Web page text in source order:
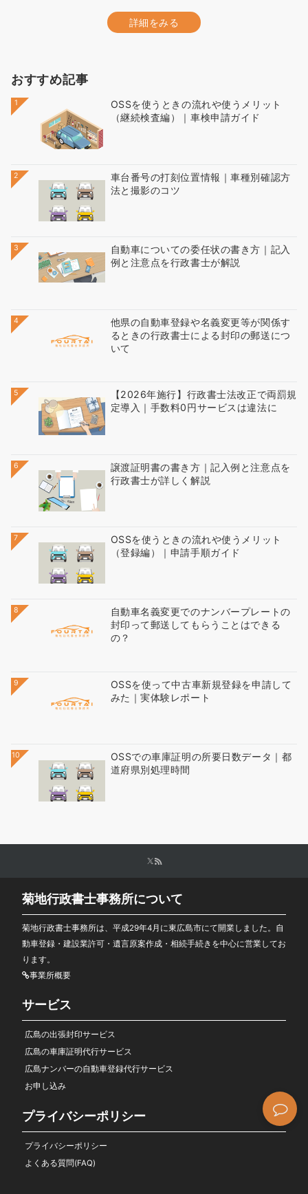
詳細をみる
おすすめ記事
1
OSSを使うときの流れや使うメリット
（継続検査編）｜車検申請ガイド
2
車台番号の打刻位置情報｜車種別確認方
法と撮影のコツ
3
自動車についての委任状の書き方｜記入
例と注意点を行政書士が解説
4
他県の自動車登録や名義変更等が関係す
るときの行政書士による封印の郵送につ
いて
5
【2026年施行】行政書士法改正で両罰規
定導入｜手数料0円サービスは違法に
6
譲渡証明書の書き方｜記入例と注意点を
行政書士が詳しく解説
7
OSSを使うときの流れや使うメリット
（登録編）｜申請手順ガイド
8
自動車名義変更でのナンバープレートの
封印って郵送してもらうことはできる
の？
9
OSSを使って中古車新規登録を申請して
みた｜実体験レポート
10
OSSでの車庫証明の所要日数データ｜都
道府県別処理時間
菊地行政書士事務所について
菊地行政書士事務所は、平成29年4月に東広島市にて開業しました。自
動車登録・建設業許可・遺言原案作成・相続手続きを中心に営業してお
ります。
事業所概要
サービス
広島の出張封印サービス
広島の車庫証明代行サービス
広島ナンバーの自動車登録代行サービス
お申し込み
プライバシーポリシー
プライバシーポリシー
よくある質問(FAQ)